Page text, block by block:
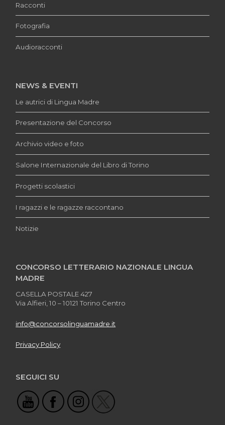
Racconti
Fotografia
Audioracconti
NEWS & EVENTI
Le autrici di Lingua Madre
Presentazione del Concorso
Archivio video e foto
Salone Internazionale del Libro di Torino
Progetti scolastici
I ragazzi e le ragazze raccontano
Notizie
CONCORSO LETTERARIO NAZIONALE LINGUA
MADRE
CASELLA POSTALE 427
Via Alfieri, 10 – 10121 Torino Centro
info@concorsolinguamadre.it
Privacy Policy
SEGUICI SU